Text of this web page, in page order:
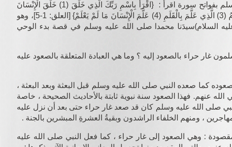
على النبي صلى الله عليه وسلم بفواتح سورة اقرأ : {اقْرَأْ بِاسْمِ رَبِّكَ الَّذِي خَلَقَ (1) خَلَقَ الْإِنْسَانَ
مِنْ عَلَقٍ (2) اقْرَأْ وَرَبُّكَ الْأَكْرَمُ (3) الَّذِي عَلَّمَ بِالْقَلَمِ (4) عَلَّمَ الْإِنْسَانَ مَا لَمْ يَعْلَمْ} [العلق: 1-5]، وهو
سيدَنا محمدا صلى الله عليه وسلم في قصة بدء الوحي
غار حراء بالصعود إليه ؟ وما هي العبادة المتعلقة بالصعود عليه
كما صعده النبي صلى الله عليه وسلم قبل البعثة وبعد البعثة ،
الله عنهم. فهذا الصعود سنة نبوية ثابتة بالأحاديث الصحيحة ، خاصة
صلى الله عليه وسلم كان قد صعد غار حراء حتى بعد أن نزل عليه
، ومنهم الخلفاء الراشدون وبقيةُ العشرةِ المبشرين بالجنة .
: وهي الصعود إلى غار حراء ، كما فعل النبي صلى الله عليه